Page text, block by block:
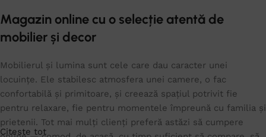
Magazin online cu o selecție atentă de
mobilier și decor
Mobilierul și lumina sunt cele care dau caracter unei
locuințe. Ele stabilesc atmosfera unei camere, o fac
confortabilă și primitoare, și creează spațiul potrivit fie
pentru relaxare, fie pentru momentele împreună cu familia și
prietenii. Tot mai mulți clienți preferă astăzi să cumpere
Citeste tot